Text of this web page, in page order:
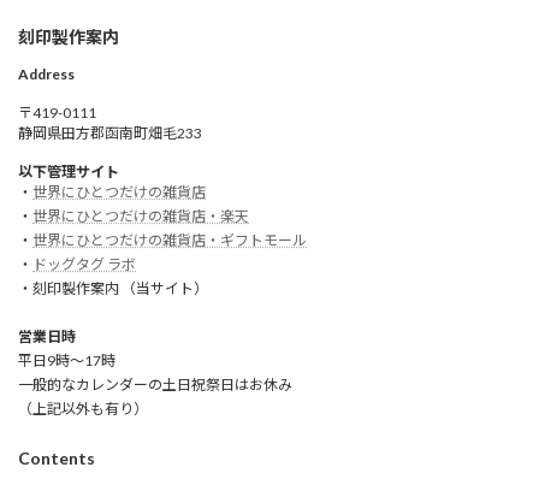
刻印製作案内
Address
〒419-0111
静岡県田方郡函南町畑毛233
以下管理サイト
・ 世界にひとつだけの雑貨店
・ 世界にひとつだけの雑貨店・楽天
・ 世界にひとつだけの雑貨店・ギフトモール
・ ドッグタグ ラボ
・刻印製作案内 （当サイト）
営業日時
平日9時～17時
一般的なカレンダーの土日祝祭日はお休み
（上記以外も有り）
Contents